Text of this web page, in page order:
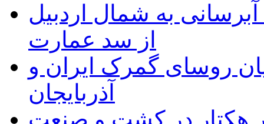
ماده ۲۳ طرح آبرسانی به شمال اردبیل
از سد عمارت
روسای گمرک ایران و
آذربایجان